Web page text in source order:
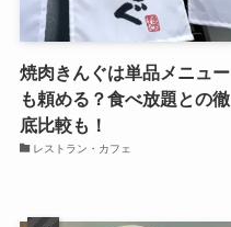
焼肉きんぐは単品メニュー
も頼める？食べ放題との徹
底比較も！
レストラン・カフェ